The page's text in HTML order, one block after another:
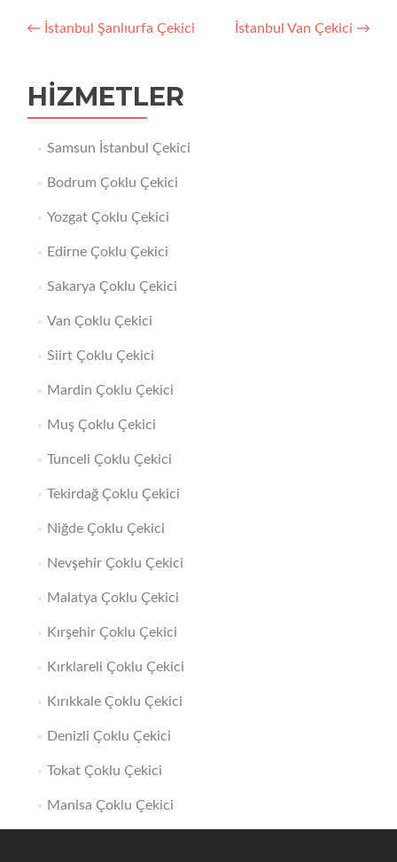
Yazı
← İstanbul Şanlıurfa Çekici İstanbul Van Çekici →
HIZMETLER
Samsun İstanbul Çekici
Bodrum Çoklu Çekici
Yozgat Çoklu Çekici
Edirne Çoklu Çekici
Sakarya Çoklu Çekici
Van Çoklu Çekici
Siirt Çoklu Çekici
Mardin Çoklu Çekici
Muş Çoklu Çekici
Tunceli Çoklu Çekici
Tekirdağ Çoklu Çekici
Niğde Çoklu Çekici
Nevşehir Çoklu Çekici
Malatya Çoklu Çekici
Kırşehir Çoklu Çekici
Kırklareli Çoklu Çekici
Kırıkkale Çoklu Çekici
Denizli Çoklu Çekici
Tokat Çoklu Çekici
Manisa Çoklu Çekici